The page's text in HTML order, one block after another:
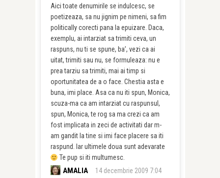
Aici toate denumirile se indulcesc, se
poetizeaza, sa nu jignim pe nimeni, sa fim
politically corecti pana la epuizare. Daca,
exemplu, ai intarziat sa trimiti ceva, un
raspuns, nu ti se spune, ba’, vezi ca ai
uitat, trimiti sau nu, se formuleaza: nu e
prea tarziu sa trimiti, mai ai timp si
oportunitatea de a o face. Chestia asta e
buna, imi place. Asa ca nu iti spun, Monica,
scuza-ma ca am intarziat cu raspunsul,
spun, Monica, te rog sa ma crezi ca am
fost implicata in zeci de activitati dar m-
am gandit la tine si imi face placere sa iti
raspund. Iar ultimele doua sunt adevarate
Te pup si iti multumesc.
AMALIA 14 decembrie 2009 7:04